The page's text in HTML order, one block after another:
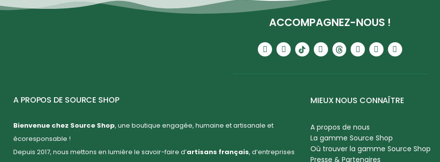
ACCOMPAGNEZ-NOUS !
A PROPOS DE SOURCE SHOP
Bienvenue chez Source Shop, une boutique engagée, humaine et artisanale et
écoresponsable !
Depuis 2017, nous mettons en lumière le savoir-faire d’artisans français, d’entreprises
MIEUX NOUS CONNAÎTRE
A propos de nous
La gamme Source Shop
Où trouver la gamme Source Shop
Presse & Partenaires